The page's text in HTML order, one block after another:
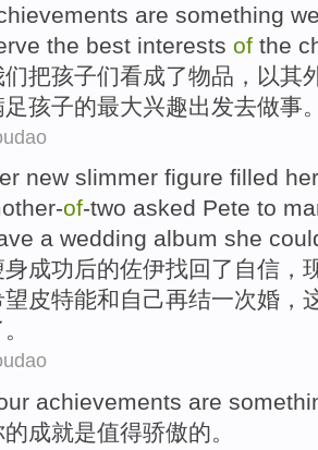
are something
the best interests of the
把孩子们看成了物品 ，以其
孩子的最大兴趣出发去做事
new slimmer figure filled her
of-two asked Pete to
a wedding album she
身成功后的佐伊找回了 自信 ，
皮特能和 自己再结一次婚 ，
achievements are
的成就是值得骄傲的。